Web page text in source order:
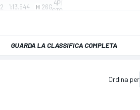
GUARDA LA CLASSIFICA COMPLETA
Ordina per